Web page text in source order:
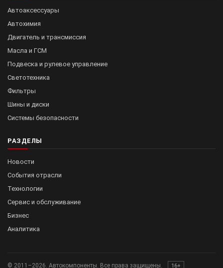
Автоаксессуары
Автохимия
Двигатель и трансмиссия
Масла и ГСМ
Подвеска и рулевое управление
Светотехника
Фильтры
Шины и диски
Системы безопасности
РАЗДЕЛЫ
Новости
События отрасли
Технологии
Сервис и обслуживание
Бизнес
Аналитика
© 2011–2026. Автокомпоненты. Все права защищены. 16+